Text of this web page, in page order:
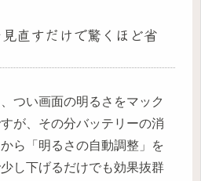
直すだけで驚くほど省
つい画面の明るさをマック
が、その分バッテリーの消
ら「明るさの自動調整」を
し下げるだけでも効果抜群